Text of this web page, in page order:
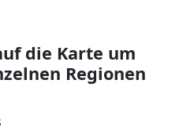
die Karte um
Regionen